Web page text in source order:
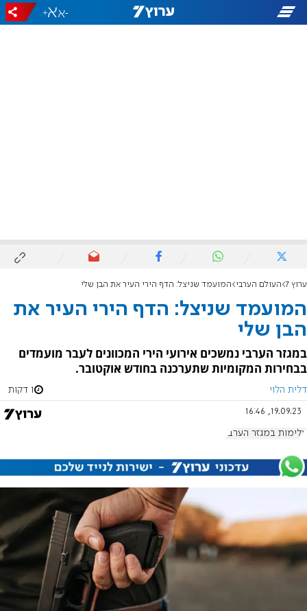
-
+
ערוץ 7 העולם הערבי המועמד שניצל: הדף הירי העיר את הבן שלי
המועמד שניצל: הדף הירי העיר את
הבן שלי
במגזר הערבי נמשכים אירועי הירי המכוונים לעבר מועמדים
בבחירות המקומיות שתערכנה בחודש אוקטובר.
דלית הלוי 1 דקות
19.09.23, 16:46
אלימות במגזר הערבי